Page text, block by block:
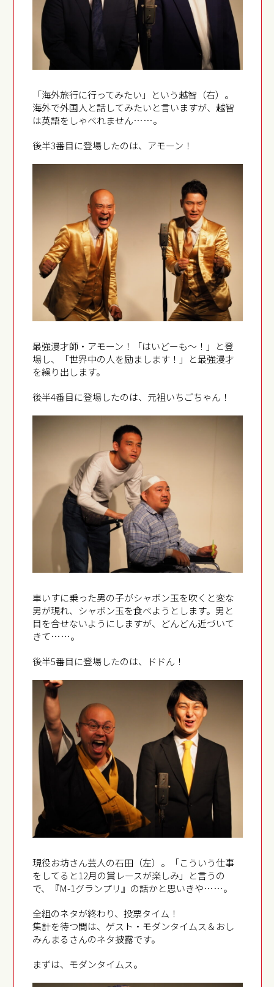
「海外旅行に行ってみたい」という越智（右）。
海外で外国人と話してみたいと言いますが、越智
は英語をしゃべれません……。
後半3番目に登場したのは、アモーン！
最強漫才師・アモーン！「はいどーも～！」と登
場し、「世界中の人を励まします！」と最強漫才
を繰り出します。
後半4番目に登場したのは、元祖いちごちゃん！
車いすに乗った男の子がシャボン玉を吹くと変な
男が現れ、シャボン玉を食べようとします。男と
目を合せないようにしますが、どんどん近づいて
きて……。
後半5番目に登場したのは、ドドん！
現役お坊さん芸人の石田（左）。「こういう仕事
をしてると12月の賞レースが楽しみ」と言うの
で、『M-1グランプリ』の話かと思いきや……。
全組のネタが終わり、投票タイム！
集計を待つ間は、ゲスト・モダンタイムス＆おし
みんまるさんのネタ披露です。
まずは、モダンタイムス。